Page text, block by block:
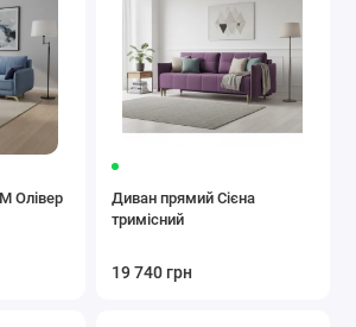
Олівер
Диван прямий Сієна
тримісний
19 740 грн